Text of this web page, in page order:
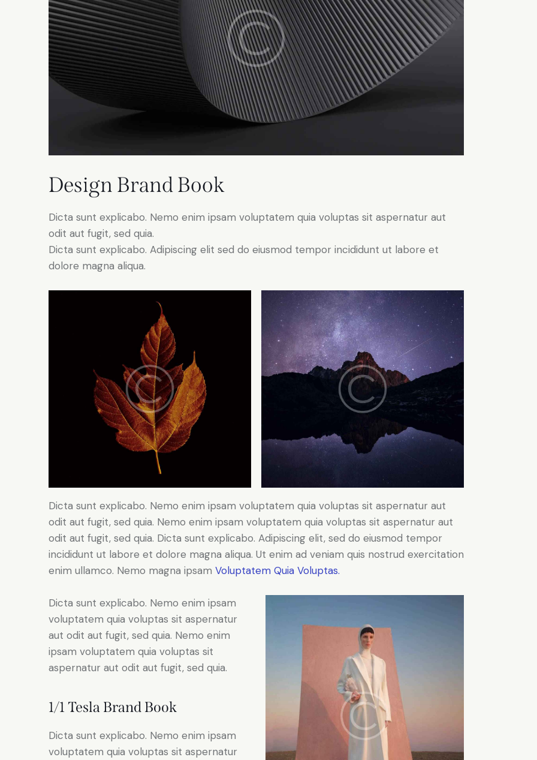
Design Brand Book
Dicta sunt explicabo. Nemo enim ipsam voluptatem quia voluptas sit aspernatur aut
odit aut fugit, sed quia.
Dicta sunt explicabo. Adipiscing elit sed do eiusmod tempor incididunt ut labore et
dolore magna aliqua.
Dicta sunt explicabo. Nemo enim ipsam voluptatem quia voluptas sit aspernatur aut
odit aut fugit, sed quia. Nemo enim ipsam voluptatem quia voluptas sit aspernatur aut
odit aut fugit, sed quia. Dicta sunt explicabo. Adipiscing elit, sed do eiusmod tempor
incididunt ut labore et dolore magna aliqua. Ut enim ad veniam quis nostrud exercitation
enim ullamco. Nemo magna ipsam Voluptatem Quia Voluptas.
Dicta sunt explicabo. Nemo enim ipsam
voluptatem quia voluptas sit aspernatur
aut odit aut fugit, sed quia. Nemo enim
ipsam voluptatem quia voluptas sit
aspernatur aut odit aut fugit, sed quia.
1/1 Tesla Brand Book
Dicta sunt explicabo. Nemo enim ipsam
voluptatem quia voluptas sit aspernatur